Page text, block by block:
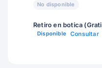
No disponible
Retiro en botica
Disponible Consultar